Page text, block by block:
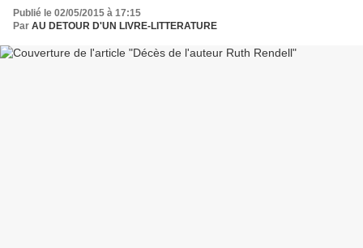
Publié le 02/05/2015 à 17:15
Par AU DETOUR D'UN LIVRE-LITTERATURE